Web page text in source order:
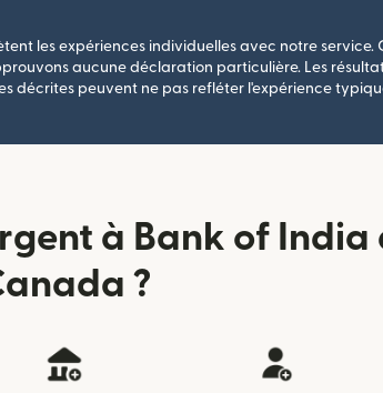
les expériences individuelles avec notre
aucune déclaration particulière. Les
décrites peuvent ne pas refléter l'expérience
à Bank of India
?